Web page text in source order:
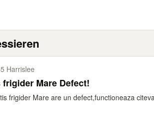
Harrislee
frigider Mare Defect!
frigider Mare are un defect,functioneaza